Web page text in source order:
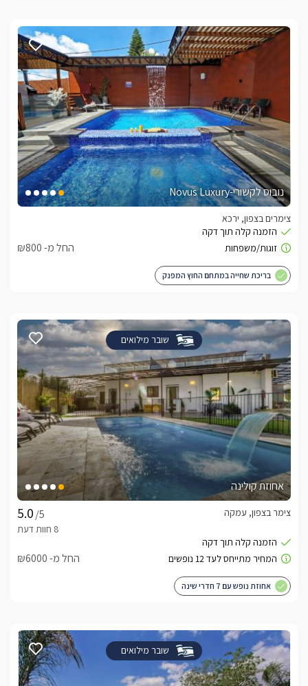
נובוס לקשורי-Novus Luxury
צימרים בצפון, ירכא
החל מ- ₪800
בריכת שחייה במתחם החוץ המפנק
שובר מילואים
אחוזת קולינה
/5
צימר בצפון, עמקה
החל מ- ₪6000
אחוזת נופש עם 7 חדרי שינה
שובר מילואים